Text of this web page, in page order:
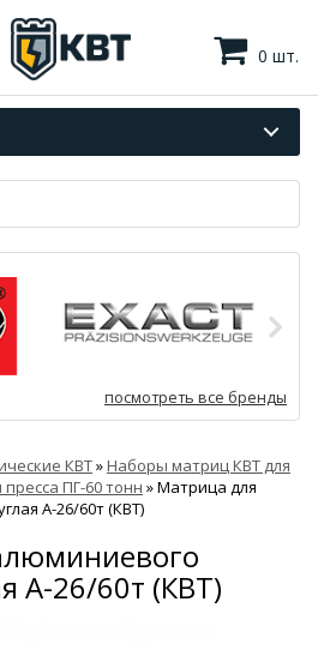
0 шт.
посмотреть все бренды
КВТ»Наборы матриц КВТ для
ПГ-60 тонн »Матрица для
А-26/60т (КВТ)
А-26/60т (КВТ)